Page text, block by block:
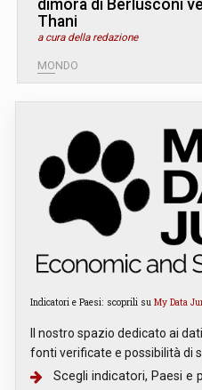
dimora di Berlusconi
Thani
a cura della redazione
MONDO
Indicatori e Paesi: scoprili su My Data
Il nostro spazio dedicato ai
fonti verificate e possibilità di
Scegli indicatori, Paesi e